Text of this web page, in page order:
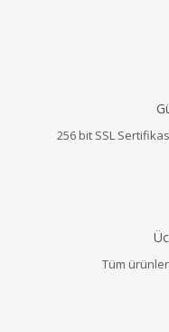
256 bit SSL
Tüm